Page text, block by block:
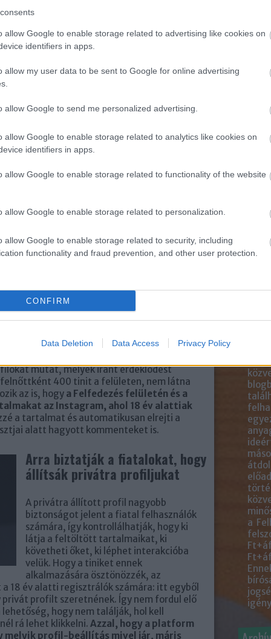
allow Google to enable storage related to advertising like cookies on
identifiers in apps.
allow my user data to be sent to Google for online advertising
allow Google to send me personalized advertising.
allow Google to enable storage related to analytics like cookies on
identifiers in apps.
allow Google to enable storage related to functionality of the website
allow Google to enable storage related to personalization.
allow Google to enable storage related to security, including
functionality and fraud prevention, and other user protection.
CONFIRM
Data Deletion Data Access Privacy Policy
felnőttek és tizenéveseket között a
biztonsági értesítéseket vezetnek be,
hogy legyenek óvatosak a felnőttekkel
üzenetek biztonsági visszajelzései
potenciálisan gyanús magatartást
ha egy felnőtt nagy mennyiségű
éven aluliaknak, akkor ez az eszköz
az üzenetek címzettjeit
befejezésére, vagy tiltásra, jelentésre,
országban már elérhető ez a fejlesztés és
bevezetik.
szerint vannak olyan esetek, amikor a
az Instagram-on való interakció, de
a nagykorúakkal való nem kívánt
a tinédzser részéről nagyon fontos,
megvédje saját magát. Nem elég, ha a
most nem a felnőttnél van az irányítás.
vagy visszaköveti a nagykorút, elismer
lehetőséget ad arra is, hogy
tiniket találjanak a platformon
Instagram munkatársai mélyrehatóbban
a potenciálisan gyanús
a tizenévesekkel való interakciót. Ennek
akadályozza, hogy az ilyen nagykorú
fül alatt tiniket, fiatalokat lássanak.
mutat, melyek iránt érdeklődést
400 tinit a felületen, nem látna
az is, hogy a Felfedezés felületén és a
az Instagram, ahol 18 év alattiak
a tartalmat és automatikusan elrejti a
alatt hagyott kommenteket is.
Arra biztatják a fiatalokat, hogy
állítsák privátra profiljukat
A privátra állított profil nagyobb
biztonságot jelent a fiatal felhasználók
számára, így kontrollálhatják, hogy ki
látja a feltöltött tartalmaikat, ki
követheti őket, ki léphet interakcióba
velük. Hogy a tiniket ennek
alkalmazására ösztönözzék, az
18 év alatti regisztrálók számára: itt egyből
profilt szeretnének. Így nem fordul elő
hogy nem találják, hol kell
rá lehet klikkelni. Azzal, hogy a platform
profil-beállítás mivel jár, máris
től
díjjal
Így
a